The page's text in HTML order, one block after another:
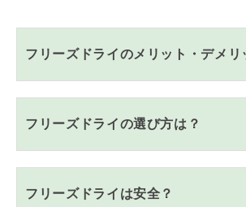
フリーズドライのメリット・デメリ
フリーズドライの選び方は？
フリーズドライは安全？